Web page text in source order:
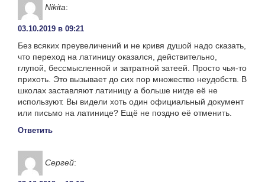
Nikita:
03.10.2019 в 09:21
Без всяких преувеличений и не кривя душой надо сказать,
что переход на латиницу оказался, действительно,
глупой, бессмысленной и затратной затеей. Просто чья-то
прихоть. Это вызывает до сих пор множество неудобств. В
школах заставляют латиницу а больше нигде её не
используют. Вы видели хоть один официальный документ
или письмо на латинице? Ещё не поздно её отменить.
Ответить
Сергей: